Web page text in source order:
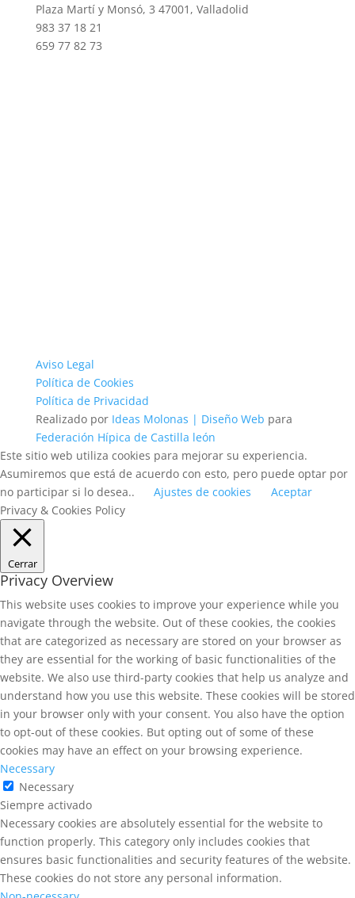
Plaza Martí y Monsó, 3 47001, Valladolid
983 37 18 21
659 77 82 73
Aviso Legal
Política de Cookies
Política de Privacidad
Realizado por Ideas Molonas | Diseño Web para
Federación Hípica de Castilla león
Este sitio web utiliza cookies para mejorar su experiencia.
Asumiremos que está de acuerdo con esto, pero puede optar por
no participar si lo desea..
Ajustes de cookies
Aceptar
Privacy & Cookies Policy
Cerrar
Privacy Overview
This website uses cookies to improve your experience while you
navigate through the website. Out of these cookies, the cookies
that are categorized as necessary are stored on your browser as
they are essential for the working of basic functionalities of the
website. We also use third-party cookies that help us analyze and
understand how you use this website. These cookies will be stored
in your browser only with your consent. You also have the option
to opt-out of these cookies. But opting out of some of these
cookies may have an effect on your browsing experience.
Necessary
Necessary
Siempre activado
Necessary cookies are absolutely essential for the website to
function properly. This category only includes cookies that
ensures basic functionalities and security features of the website.
These cookies do not store any personal information.